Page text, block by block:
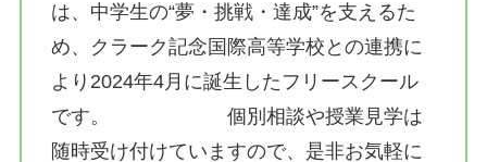
は、中学生の“夢・挑戦・達成”を支えるた
め、クラーク記念国際高等学校との連携に
より2024年4月に誕生したフリースクール
です。 個別相談や授業見学は
随時受け付けていますので、是非お気軽に